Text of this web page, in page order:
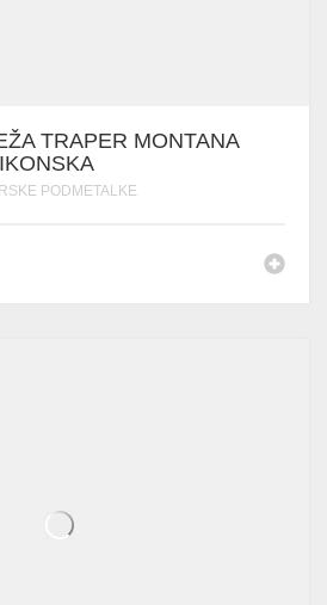
TRAPER MONTANA
PODMETALKE